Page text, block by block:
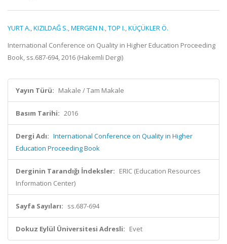
YURT A.,KIZILDAĞ S.,MERGEN N.,TOP I.,KÜÇÜKLER Ö.
International Conference on Quality in Higher Education Proceeding
Book, ss.687-694, 2016 (Hakemli Dergi)
Yayın Türü: Makale / Tam Makale
Basım Tarihi: 2016
Dergi Adı: International Conference on Quality in Higher
Education Proceeding Book
Derginin Tarandığı İndeksler: ERIC (Education Resources
Information Center)
Sayfa Sayıları: ss.687-694
Dokuz Eylül Üniversitesi Adresli: Evet